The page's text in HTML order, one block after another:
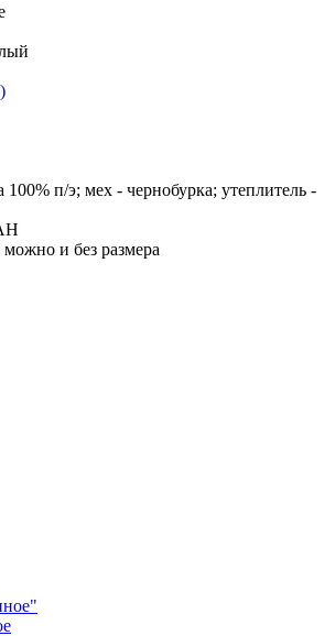
100% п/э; мех - чернобурка; утеплитель -
и без размера